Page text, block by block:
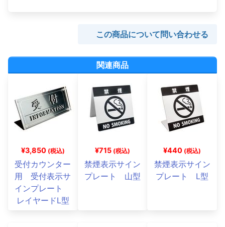
この商品について問い合わせる
関連商品
¥3,850 (税込)
受付カウンター
用 受付表示サ
インプレート
レイヤードL型
¥715 (税込)
禁煙表示サイン
プレート 山型
¥440 (税込)
禁煙表示サイン
プレート L型